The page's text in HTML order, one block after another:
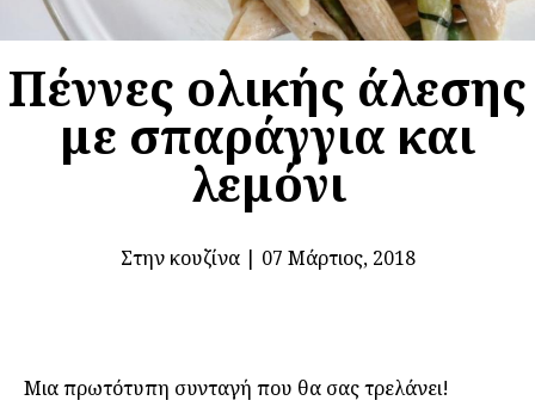
Πέννες ολικής άλεσης
με σπαράγγια και
λεμόνι
Στην κουζίνα| 07 Μάρτιος, 2018
Μια πρωτότυπη συνταγή που θα σας τρελάνει!